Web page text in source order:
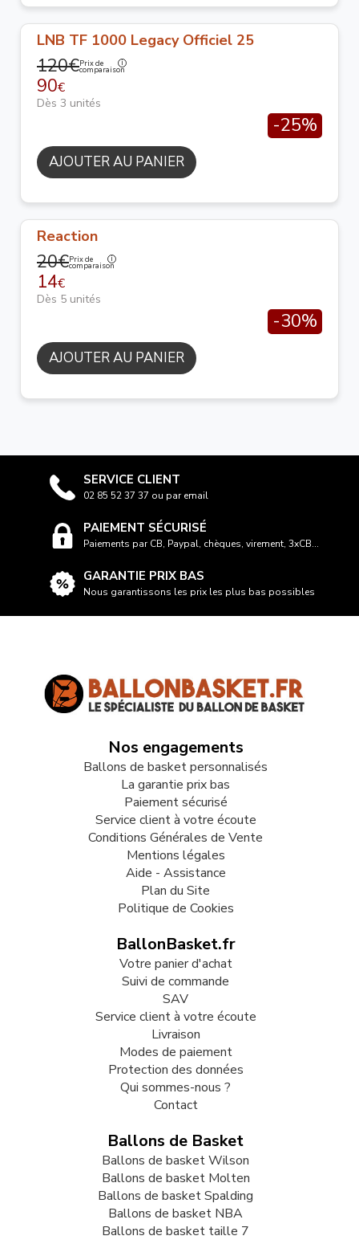
LNB TF 1000 Legacy Officiel 25
120€Prix de
comparaison
90€
Dès 3 unités
-25%
AJOUTER AU PANIER
Reaction
20€Prix de
comparaison
14€
Dès 5 unités
-30%
AJOUTER AU PANIER
SERVICE CLIENT
02 85 52 37 37 ou par email
PAIEMENT SÉCURISÉ
Paiements par CB, Paypal, chèques, virement, 3xCB...
GARANTIE PRIX BAS
Nous garantissons les prix les plus bas possibles
Nos engagements
Ballons de basket personnalisés
La garantie prix bas
Paiement sécurisé
Service client à votre écoute
Conditions Générales de Vente
Mentions légales
Aide - Assistance
Plan du Site
Politique de Cookies
BallonBasket.fr
Votre panier d'achat
Suivi de commande
SAV
Service client à votre écoute
Livraison
Modes de paiement
Protection des données
Qui sommes-nous ?
Contact
Ballons de Basket
Ballons de basket Wilson
Ballons de basket Molten
Ballons de basket Spalding
Ballons de basket NBA
Ballons de basket taille 7